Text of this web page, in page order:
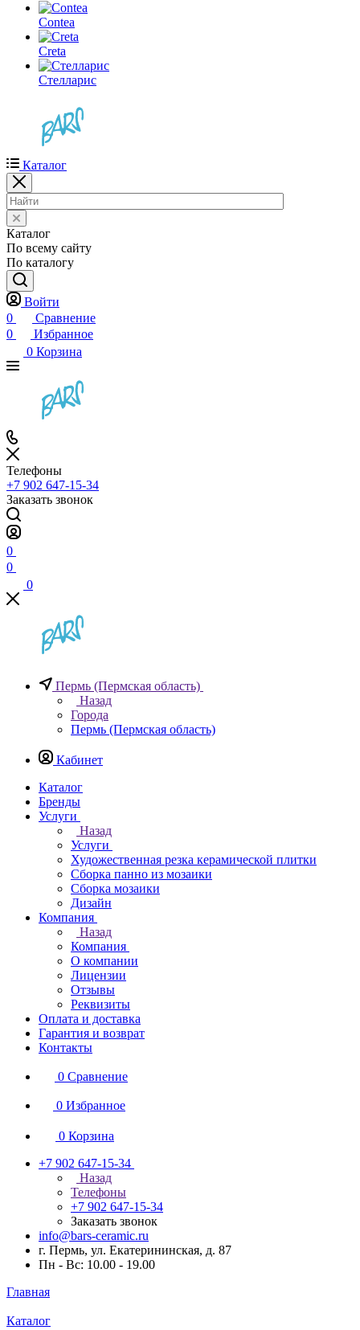
Contea
Creta
Стелларис
Каталог
Каталог
По всему сайту
По каталогу
Войти
0
Сравнение
0
Избранное
0 Корзина
Телефоны
+7 902 647-15-34
Заказать звонок
0
0
0
Пермь (Пермская область)
Назад
Города
Пермь (Пермская область)
Кабинет
Каталог
Бренды
Услуги
Назад
Услуги
Художественная резка керамической плитки
Сборка панно из мозаики
Сборка мозаики
Дизайн
Компания
Назад
Компания
О компании
Лицензии
Отзывы
Реквизиты
Оплата и доставка
Гарантия и возврат
Контакты
0 Сравнение
0 Избранное
0 Корзина
+7 902 647-15-34
Назад
Телефоны
+7 902 647-15-34
Заказать звонок
info@bars-ceramic.ru
г. Пермь, ул. Екатерининская, д. 87
Пн - Вс: 10.00 - 19.00
Главная
Каталог